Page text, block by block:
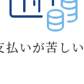
払いが苦しい